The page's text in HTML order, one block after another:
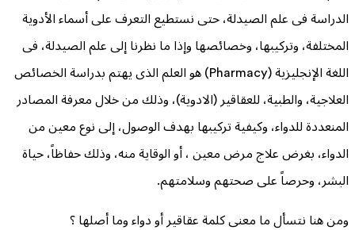
الدراسة فى علم الصيدلة، حتى نستطيع التعرف على أسماء الأدوية
المختلفة، وتركيبها، وخصائصها وإذا ما نظرنا إلى علم الصيدلة، فى
اللغة الإنجليزية (Pharmacy) هو العلم الذى يهتم بدراسة الخصائص
العلاجية، والطبية، للعقاقير (الادوية)، وذلك من خلال معرفة المصادر
المنعددة للدواء، وكيفية تركيبها بهدف الوصول، إلى نوع معين من
الدواء، بغرض علاج مرض معين ، أو الوقاية منه، وذلك حفاظاً، حياة
البشر، وحرصاً على صحتهم وسلامتهم.
ومن هنا نتسأل ما معنى كلمة عقاقير أو دواء وما أصلها ؟